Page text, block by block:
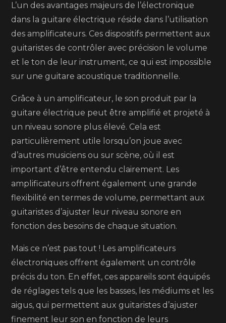
L’un des avantages majeurs de l’électronique
dans la guitare électrique réside dans l’utilisation
des amplificateurs. Ces dispositifs permettent aux
guitaristes de contrôler avec précision le volume
et le ton de leur instrument, ce qui est impossible
sur une guitare acoustique traditionnelle.
Grâce à un amplificateur, le son produit par la
guitare électrique peut être amplifié et projeté à
un niveau sonore plus élevé. Cela est
particulièrement utile lorsqu’on joue avec
d’autres musiciens ou sur scène, où il est
important d’être entendu clairement. Les
amplificateurs offrent également une grande
flexibilité en termes de volume, permettant aux
guitaristes d’ajuster leur niveau sonore en
fonction des besoins de chaque situation.
Mais ce n’est pas tout ! Les amplificateurs
électroniques offrent également un contrôle
précis du ton. En effet, ces appareils sont équipés
de réglages tels que les basses, les médiums et les
aigus, qui permettent aux guitaristes d’ajuster
finement leur son en fonction de leurs